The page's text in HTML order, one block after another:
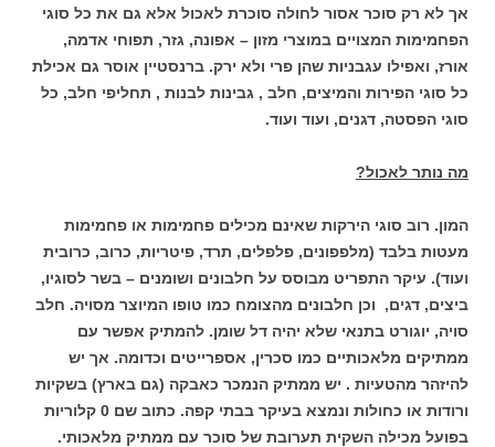
אך לא רק סוכר אסור לחולה סוכרת לאכול אלא גם את כל סוגי
הפחמימות המצויים במוצרי מזון – אפונה, גזר, תפוחי אדמה,
אורז, ואפילו עגבניות שהן פרי ולא ירק. ברנסטיין אוסר גם אכילת
כל סוגי הפירות והמיצים, חלב , גבינות לבנות , תחליפי חלב, כל
סוגי הפסטה, דגנים, ועוד ועוד.
מה נותר לאכול?
המון. רוב סוגי הירקות שאינם מכילים פחמימות או פחמימות
מעטות בלבד (מלפפונים, פלפלים, תרד, פיטריות, כרוב, כרובית
ועוד). עיקר התפריט מבוסס על חלבונים ושומנים – בשר לסוגיו,
ביצים, דגים, וכן חלבונים מהצומח כמו טופו המיוצר מסויה. חלב
סויה, יוגורט בתנאי שלא יהיה דל שומן. להמתיק אפשר עם
ממתיקים מלאכותיים כמו סכרין, אספרייטים וכדומה. אך יש
להיזהר מהטעיות . יש ממתיק הנמכר כאבקה (גם בארץ) בשקיות
ורודות או כחולות ונמצא בעיקר בבתי קפה. כתוב שם 0 קלוריות
בפועל מכילה השקית תערובת של סוכר עם ממתיק מלאכותי.